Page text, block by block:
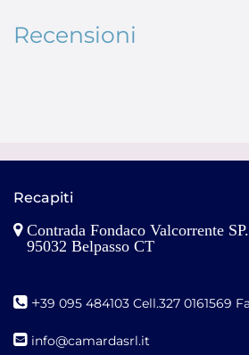
Recensioni
Recapiti
Contrada Fondaco Valcorrente
95032 Belpasso CT
+39 095 484103 Cell.327 0161569
info@camardasrl.it